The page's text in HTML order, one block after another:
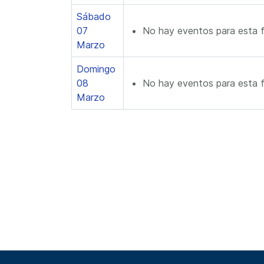
Sábado
07
Marzo
No hay eventos para esta
Domingo
08
Marzo
No hay eventos para esta